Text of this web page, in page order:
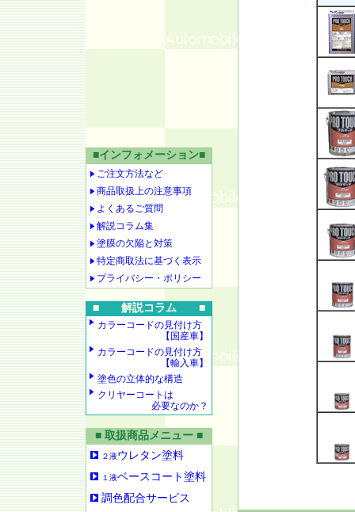
■インフォメーション■
ご注文方法など
商品取扱上の注意事項
よくあるご質問
解説コラム集
塗膜の欠陥と対策
特定商取法に基づく表示
プライバシー・ポリシー
■ 解説コラム ■
カラーコードの見付け方
【国産車】
カラーコードの見付け方
【輸入車】
塗色の立体的な構造
クリヤーコートは
必要なのか？
■ 取扱商品メニュー ■
２液ウレタン塗料
１液ベースコート塗料
調色配合サービス